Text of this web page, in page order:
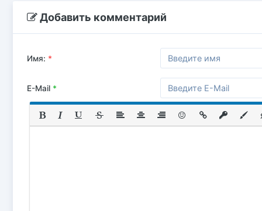
Добавить комментарий
Имя: *
E-Mail *